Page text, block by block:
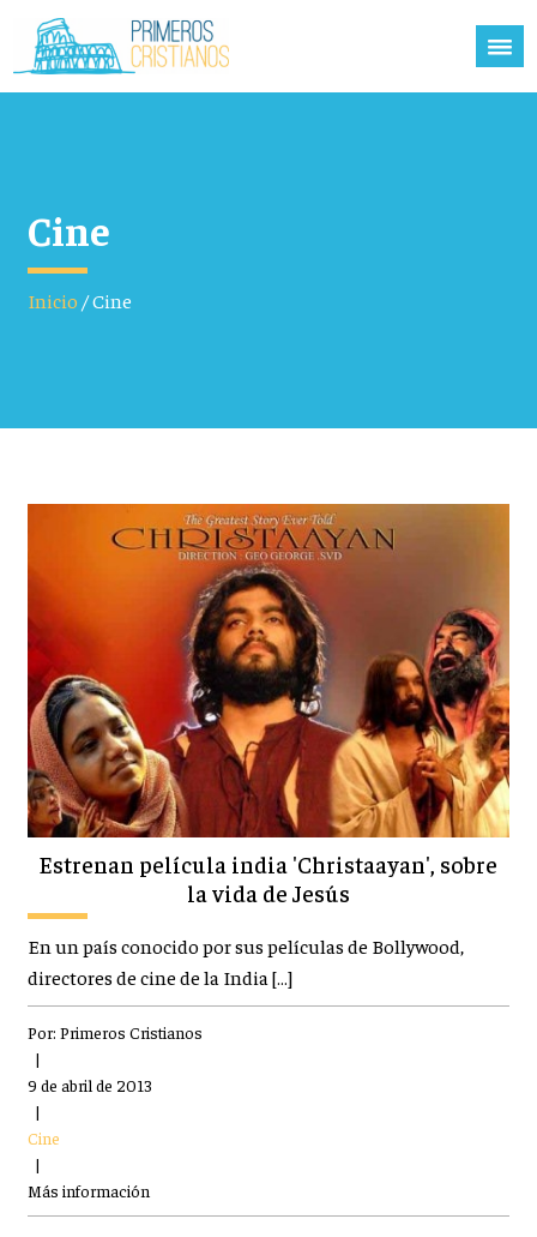
Cine
Inicio/Cine
Estrenan película india 'Christaayan', sobre
la vida de Jesús
En un país conocido por sus películas de Bollywood,
directores de cine de la India […]
Por: Primeros Cristianos
|
9 de abril de 2013
|
Cine
|
Más información